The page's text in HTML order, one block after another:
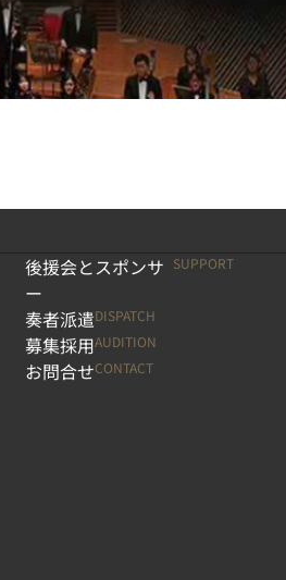
後援会とスポンサ
ー
SUPPORT
奏者派遣DISPATCH
募集採用AUDITION
お問合せCONTACT